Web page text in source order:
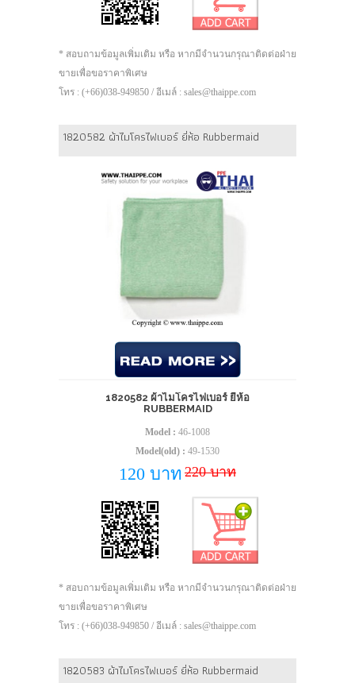
* สอบถามข้อมูลเพิ่มเติม หรือ หากมีจำนวนกรุณาติดต่อฝ่าย
ขายเพื่อขอราคาพิเศษ
โทร : (+66)038-949850 / อีเมล์ : sales@thaippe.com
1820582 ผ้าไมโครไฟเบอร์ ยี่ห้อ Rubbermaid
1820582 ผ้าไมโครไฟเบอร์ ยี่ห้อ
RUBBERMAID
Model : 46-1008
Model(old) : 49-1530
120 บาท 220 บาท
* สอบถามข้อมูลเพิ่มเติม หรือ หากมีจำนวนกรุณาติดต่อฝ่าย
ขายเพื่อขอราคาพิเศษ
โทร : (+66)038-949850 / อีเมล์ : sales@thaippe.com
1820583 ผ้าไมโครไฟเบอร์ ยี่ห้อ Rubbermaid